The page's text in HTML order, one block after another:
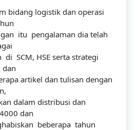
bidang logistik dan operasi
itu pengalaman dia telah
SCM, HSE serta strategi
dan
artikel dan tulisan dengan
dalam distribusi dan
dan
beberapa tahun